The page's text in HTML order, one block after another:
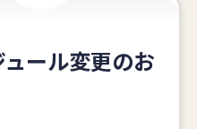
ール変更のお